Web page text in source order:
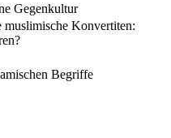
Gegenkultur
muslimische Konvertiten:
Begriffe